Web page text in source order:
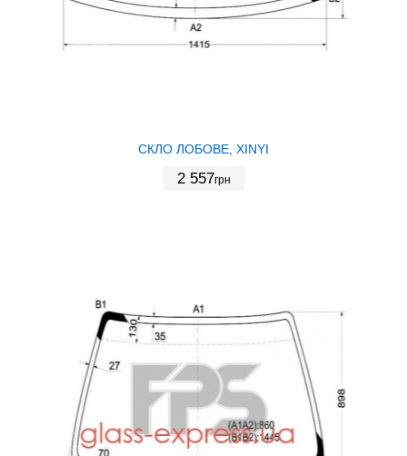
СКЛО ЛОБОВЕ, XINYI
2 557грн